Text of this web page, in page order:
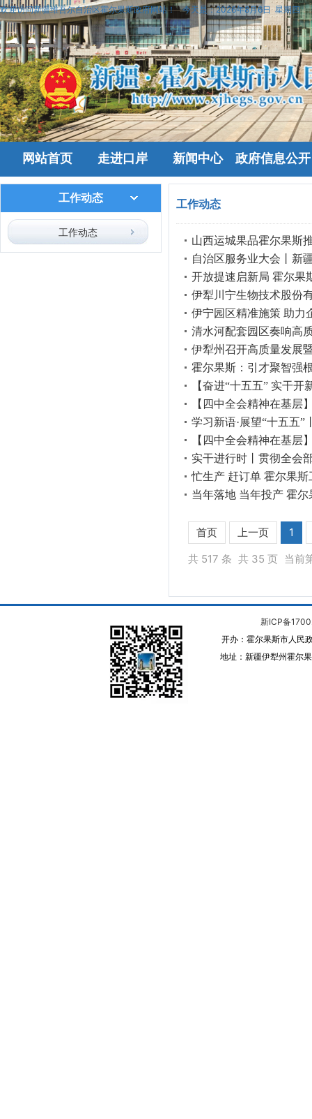
欢迎访问新疆维吾尔自治区霍尔果斯政府网站！ 今天是：2026年8月6日 星期四
网站首页 走进口岸 新闻中心 政府信息公开
工作动态
工作动态
工作动态
山西运城果品霍尔果斯
自治区服务业大会丨新
开放提速启新局 霍尔果
伊犁川宁生物技术股份
伊宁园区精准施策 助力
清水河配套园区奏响高
伊犁州召开高质量发展
霍尔果斯：引才聚智强
【奋进“十五五” 实干
【四中全会精神在基层
学习新语·展望“十五五
【四中全会精神在基层
实干进行时丨贯彻全会
忙生产 赶订单 霍尔果
当年落地 当年投产 霍
首页 上一页
1
共 517 条 共 35 页 当前
新ICP备
开办：霍尔果斯市人民
地址：新疆伊犁州霍